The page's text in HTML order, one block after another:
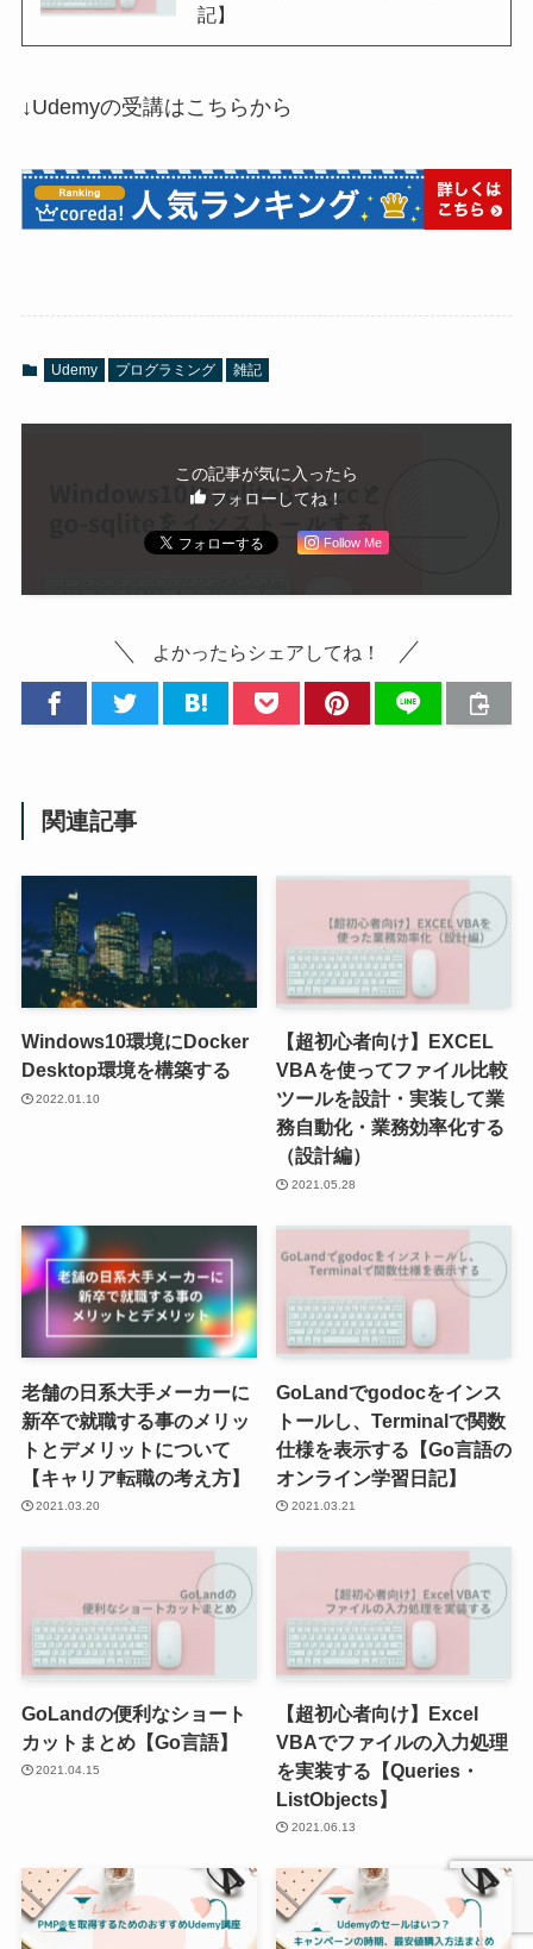
記】
↓Udemyの受講はこちらから
Udemy プログラミング 雑記
この記事が気に入ったら
フォローしてね！
Follow Me
よかったらシェアしてね！
関連記事
Windows10環境にDocker
Desktop環境を構築する
2022.01.10
【超初心者向け】EXCEL
VBAを使ってファイル比較
ツールを設計・実装して業
務自動化・業務効率化する
（設計編）
2021.05.28
老舗の日系大手メーカーに
新卒で就職する事のメリッ
トとデメリットについて
【キャリア転職の考え方】
2021.03.20
GoLandでgodocをインス
トールし、Terminalで関数
仕様を表示する【Go言語の
オンライン学習日記】
2021.03.21
GoLandの便利なショート
カットまとめ【Go言語】
2021.04.15
【超初心者向け】Excel
VBAでファイルの入力処理
を実装する【Queries・
ListObjects】
2021.06.13